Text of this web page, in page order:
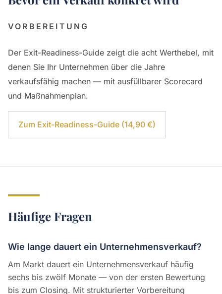
VORBEREITUNG
Der Exit-Readiness-Guide zeigt die acht Werthebel, mit
denen Sie Ihr Unternehmen über die Jahre
verkaufsfähig machen — mit ausfüllbarer Scorecard
und Maßnahmenplan.
Zum Exit-Readiness-Guide (14,90 €)
Häufige Fragen
Wie lange dauert ein Unternehmensverkauf?
Am Markt dauert ein Unternehmensverkauf häufig
sechs bis zwölf Monate — von der ersten Bewertung
bis zum Closing. Mit strukturierter Vorbereitung